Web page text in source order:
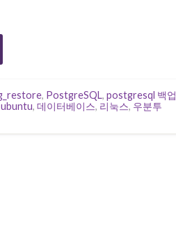
, PostgreSQL, postgresql 백업
ubuntu, 데이터베이스, 리눅스, 우분투